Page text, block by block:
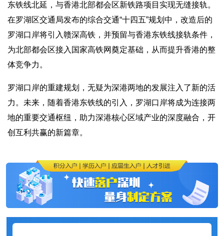
东铁线北延，与香港北部都会区新铁路项目实现无缝接轨。
在罗湖区交通局发布的综合交通“十四五”规划中，改造后的
罗湖口岸将引入赣深高铁，并预留与香港东铁线接轨条件，
为北部都会区接入国家高铁网奠定基础，从而提升香港的整
体竞争力。
罗湖口岸的重建规划，无疑为深港两地的发展注入了新的活
力。未来，随着香港东铁线的引入，罗湖口岸将成为连接两
地的重要交通枢纽，助力深港核心区域产业的深度融合，开
创互利共赢的新篇章。